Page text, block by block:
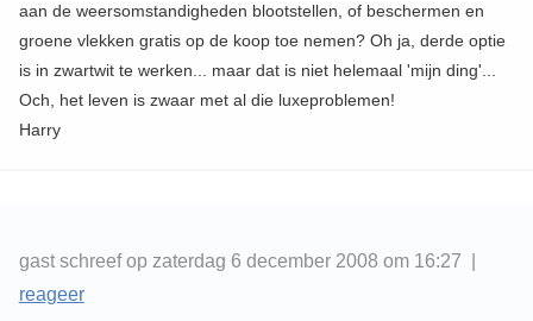
aan de weersomstandigheden blootstellen, of beschermen en
groene vlekken gratis op de koop toe nemen? Oh ja, derde optie
is in zwartwit te werken... maar dat is niet helemaal 'mijn ding'...
Och, het leven is zwaar met al die luxeproblemen!
Harry
gast schreef op zaterdag 6 december 2008 om 16:27 |
reageer